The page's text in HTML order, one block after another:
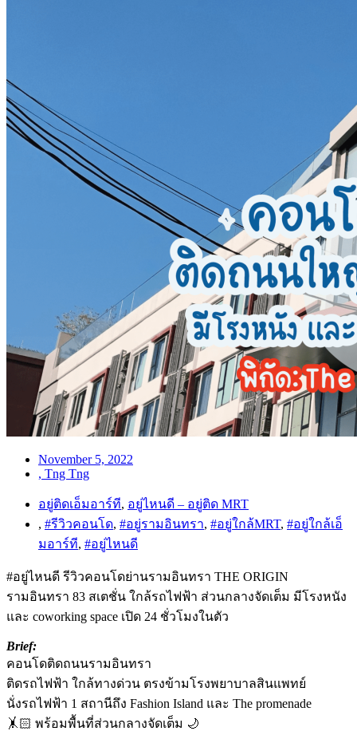
November 5, 2022
, Tng Tng
อยู่ติดเอ็มอาร์ที, อยู่ไหนดี – อยู่ติด MRT
, #รีวิวคอนโด, #อยู่รามอินทรา, #อยู่ใกล้MRT, #อยู่ใกล้เอ็
มอาร์ที, #อยู่ไหนดี
#อยู่ไหนดี รีวิวคอนโดย่านรามอินทรา THE ORIGIN
รามอินทรา 83 สเตชั่น ใกล้รถไฟฟ้า ส่วนกลางจัดเต็ม มีโรงหนัง
และ coworking space เปิด 24 ชั่วโมงในตัว
Brief:
คอนโดติดถนนรามอินทรา
ติดรถไฟฟ้า ใกล้ทางด่วน ตรงข้ามโรงพยาบาลสินแพทย์
นั่งรถไฟฟ้า 1 สถานีถึง Fashion Island และ The promenade
🤸🏻 พร้อมพื้นที่ส่วนกลางจัดเต็ม 🌙